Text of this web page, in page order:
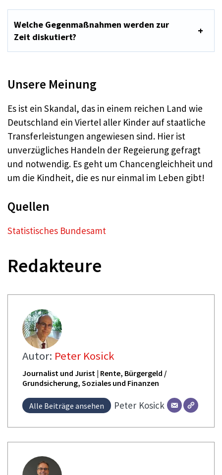
Welche Gegenmaßnahmen werden zur
Zeit diskutiert?
Unsere Meinung
Es ist ein Skandal, das in einem reichen Land wie
Deutschland ein Viertel aller Kinder auf staatliche
Transferleistungen angewiesen sind. Hier ist
unverzügliches Handeln der Regeierung gefragt
und notwendig. Es geht um Chancengleichheit und
um die Kindheit, die es nur einmal im Leben gibt!
Quellen
Statistisches Bundesamt
Redakteure
Autor: Peter Kosick
Journalist und Jurist | Rente, Bürgergeld /
Grundsicherung, Soziales und Finanzen
Alle Beiträge ansehen Peter Kosick